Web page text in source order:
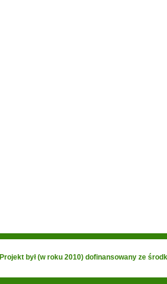
Projekt był (w roku 2010) dofinansowany ze